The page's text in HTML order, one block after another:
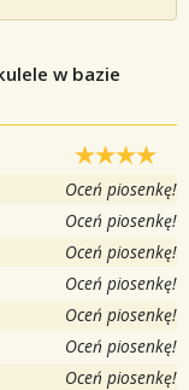
w bazie
Oceń piosenkę!
Oceń piosenkę!
Oceń piosenkę!
Oceń piosenkę!
Oceń piosenkę!
Oceń piosenkę!
Oceń piosenkę!